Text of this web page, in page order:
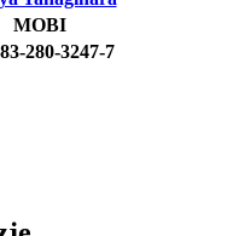
MOBI
280-3247-7